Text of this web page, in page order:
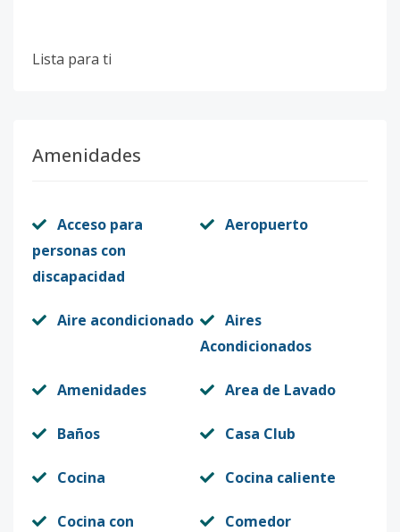
Lista para ti
Amenidades
Acceso para
personas con
discapacidad
Aeropuerto
Aire acondicionado
Aires
Acondicionados
Amenidades Area de Lavado
Baños Casa Club
Cocina Cocina caliente
Cocina con
Comedor